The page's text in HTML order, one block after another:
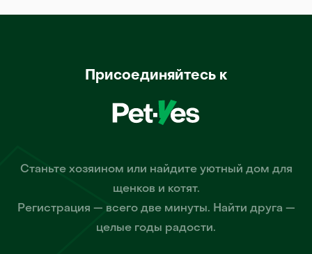
Присоединяйтесь к
Станьте хозяином или найдите уютный дом для
щенков и котят.
Регистрация — всего две минуты. Найти друга —
целые годы радости.